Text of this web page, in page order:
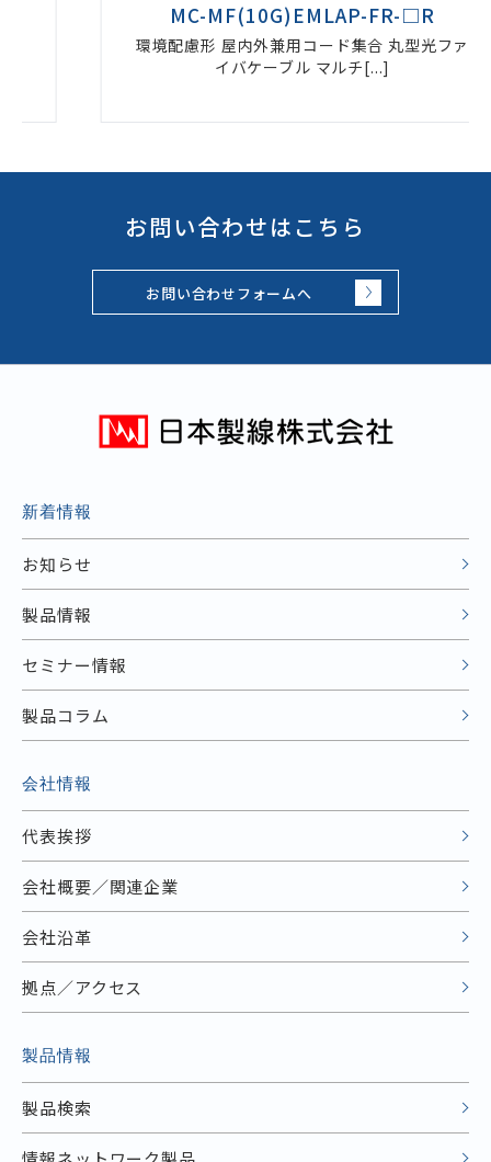
MC-MF(10G)EMLAP-FR-□R
環境配慮形 屋内外兼用コード集合 丸型光ファ
イバケーブル マルチ[...]
お問い合わせはこちら
お問い合わせフォームへ
新着情報
お知らせ
製品情報
セミナー情報
製品コラム
会社情報
代表挨拶
会社概要／関連企業
会社沿革
拠点／アクセス
製品情報
製品検索